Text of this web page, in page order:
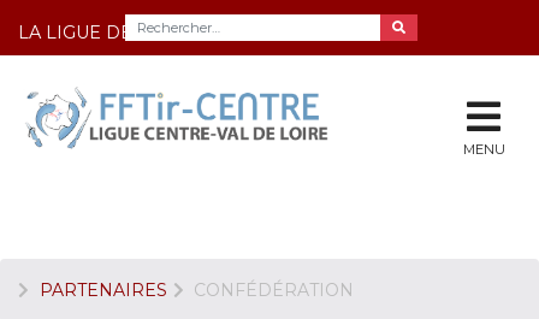
LA LIGUE DE TIR DU CENTRE
MENU
PARTENAIRES CONFÉDÉRATION